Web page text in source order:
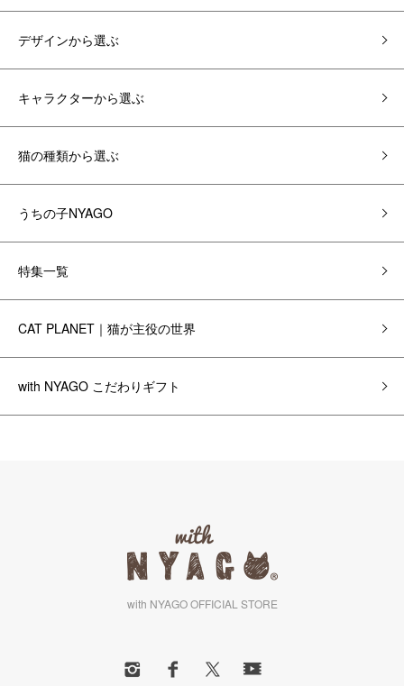
デザインから選ぶ
キャラクターから選ぶ
猫の種類から選ぶ
うちの子NYAGO
特集一覧
CAT PLANET｜猫が主役の世界
with NYAGO こだわりギフト
with NYAGO OFFICIAL STORE